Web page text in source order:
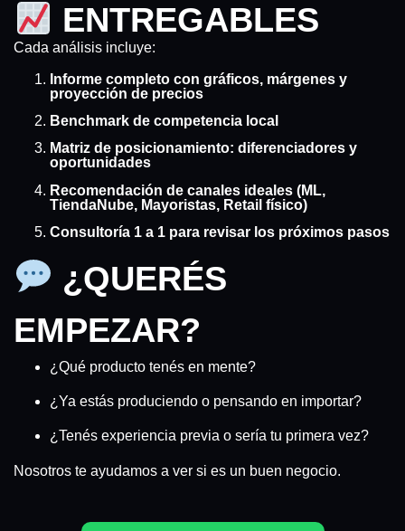
ENTREGABLES
Cada análisis incluye:
Informe completo con gráficos, márgenes y
proyección de precios
Benchmark de competencia local
Matriz de posicionamiento: diferenciadores y
oportunidades
Recomendación de canales ideales (ML,
TiendaNube, Mayoristas, Retail físico)
Consultoría 1 a 1 para revisar los próximos pasos
¿QUERÉS
EMPEZAR?
¿Qué producto tenés en mente?
¿Ya estás produciendo o pensando en importar?
¿Tenés experiencia previa o sería tu primera vez?
Nosotros te ayudamos a ver si es un buen negocio.